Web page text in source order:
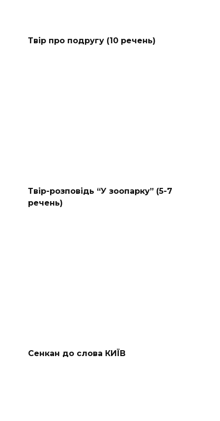
Твір про подругу (10 речень)
Твір-розповідь “У зоопарку” (5-7
речень)
Сенкан до слова КИЇВ